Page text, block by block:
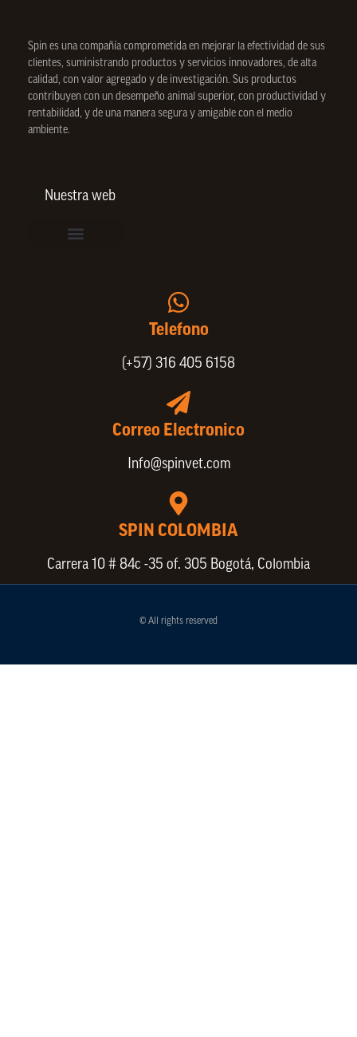
Spin es una compañía comprometida en mejorar la efectividad de sus
clientes, suministrando productos y servicios innovadores, de alta
calidad, con valor agregado y de investigación. Sus productos
contribuyen con un desempeño animal superior, con productividad y
rentabilidad, y de una manera segura y amigable con el medio
ambiente.
Nuestra web
Telefono
(+57) 316 405 6158
Correo Electronico
Info@spinvet.com
SPIN COLOMBIA
Carrera 10 # 84c -35 of. 305 Bogotá, Colombia
© All rights reserved